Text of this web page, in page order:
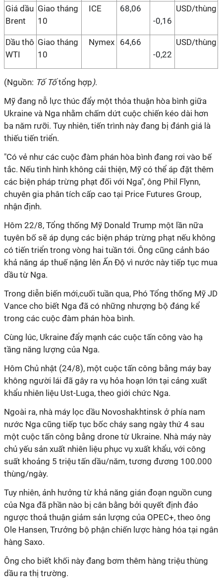
Giá dầu
Brent
Giao tháng
10
ICE
68,06
-0,16
USD/thùng
Dầu thô
WTI
Giao tháng
10
Nymex 64,66
-0,22
USD/thùng
(Nguồn: Tố Tốtổng hợp).
Mỹ đang nỗ lực thúc đẩy một thỏa thuận hòa bình giữa
Ukraine và Nga nhằm chấm dứt cuộc chiến kéo dài hơn
ba năm rưỡi. Tuy nhiên, tiến trình này đang bị đánh giá là
thiếu tiến triển.
"Có vẻ như các cuộc đàm phán hòa bình đang rơi vào bế
tắc. Nếu tình hình không cải thiện, Mỹ có thể áp đặt thêm
các biện pháp trừng phạt đối với Nga", ông Phil Flynn,
chuyên gia phân tích cấp cao tại Price Futures Group,
nhận định.
Hôm 22/8, Tổng thống Mỹ Donald Trump một lần nữa
tuyên bố sẽ áp dụng các biện pháp trừng phạt nếu không
có tiến triển trong vòng hai tuần tới. Ông cũng cảnh báo
khả năng áp thuế nặng lên Ấn Độ vì nước này tiếp tục mua
dầu từ Nga.
Trong diễn biến mới,cuối tuần qua, Phó Tổng thống Mỹ JD
Vance cho biết Nga đã có những nhượng bộ đáng kể
trong các cuộc đàm phán hòa bình.
Cùng lúc, Ukraine đẩy mạnh các cuộc tấn công vào hạ
tầng năng lượng của Nga.
Hôm Chủ nhật (24/8), một cuộc tấn công bằng máy bay
không người lái đã gây ra vụ hỏa hoạn lớn tại cảng xuất
khẩu nhiên liệu Ust-Luga, theo giới chức Nga.
Ngoài ra, nhà máy lọc dầu Novoshakhtinsk ở phía nam
nước Nga cũng tiếp tục bốc cháy sang ngày thứ 4 sau
một cuộc tấn công bằng drone từ Ukraine. Nhà máy này
chủ yếu sản xuất nhiên liệu phục vụ xuất khẩu, với công
suất khoảng 5 triệu tấn dầu/năm, tương đương 100.000
thùng/ngày.
Tuy nhiên, ảnh hưởng từ khả năng gián đoạn nguồn cung
của Nga đã phần nào bị cân bằng bởi quyết định đảo
ngược thoả thuận giảm sản lượng của OPEC+, theo ông
Ole Hansen, Trưởng bộ phận chiến lược hàng hóa tại ngân
hàng Saxo.
Ông cho biết khối này đang bơm thêm hàng triệu thùng
dầu ra thị trường.